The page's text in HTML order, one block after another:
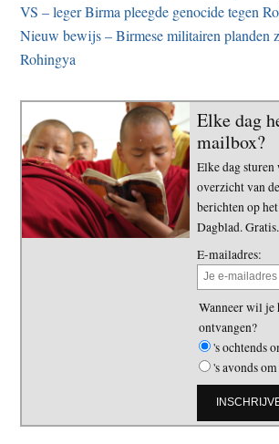
VS – leger Birma pleegde genocide tegen
Nieuw bewijs – Birmese militairen planden
Rohingya
Elke dag
mailbox?
Elke dag sturen
overzicht van
berichten op
Dagblad. Gratis.
E-mailadres:
Wanneer wil je
ontvangen?
's ochtends
's avonds